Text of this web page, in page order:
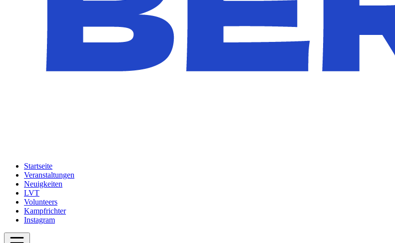
Startseite
Veranstaltungen
Neuigkeiten
LVT
Volunteers
Kampfrichter
Instagram